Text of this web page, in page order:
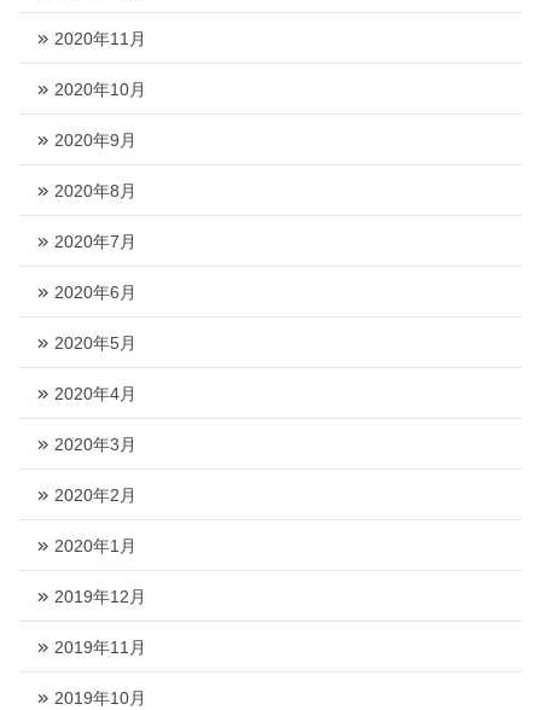
2020年11月
2020年10月
2020年9月
2020年8月
2020年7月
2020年6月
2020年5月
2020年4月
2020年3月
2020年2月
2020年1月
2019年12月
2019年11月
2019年10月